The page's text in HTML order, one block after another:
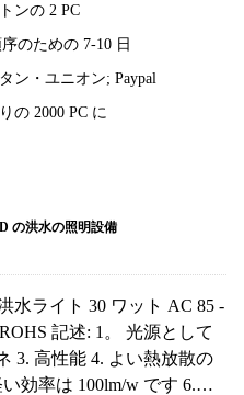
ンの 2 PC
のための 7-10 日
ン・ユニオン; Paypal
の 2000 PC に
の洪水の照明設備
水ライト 30 ワット AC 85 -
記述: 1。 光源として
3. 高性能 4. よい熱放散の
効率は 100lm/w です 6.